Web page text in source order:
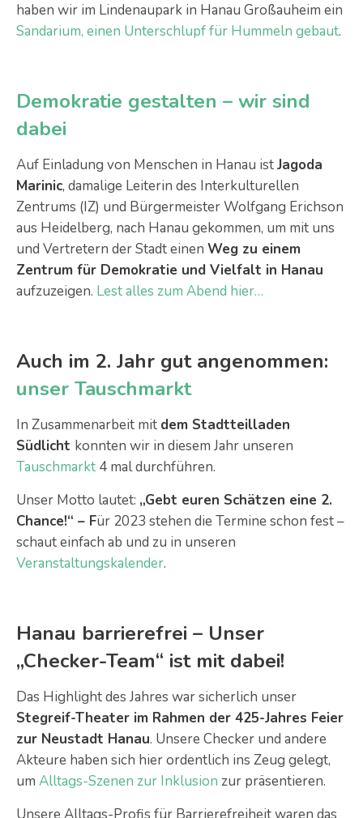
haben wir im Lindenaupark in Hanau Großauheim ein
Sandarium, einen Unterschlupf für Hummeln gebaut.
Demokratie gestalten – wir sind
dabei
Auf Einladung von Menschen in Hanau istJagoda
Marinic, damalige Leiterin des Interkulturellen
Zentrums (IZ) und Bürgermeister Wolfgang Erichson
aus Heidelberg, nach Hanau gekommen, um mit uns
und Vertretern der Stadt einen Weg zu einem
Zentrum für Demokratie und Vielfalt in Hanau
aufzuzeigen. Lest alles zum Abend hier…
Auch im 2. Jahr gut angenommen:
unser Tauschmarkt
In Zusammenarbeit mit dem Stadtteilladen
Südlicht konnten wir in diesem Jahr unseren
Tauschmarkt 4 mal durchführen.
Unser Motto lautet: „Gebt euren Schätzen eine 2.
Chance!“ – Für 2023 stehen die Termine schon fest –
schaut einfach ab und zu in unseren
Veranstaltungskalender.
Hanau barrierefrei – Unser
„Checker-Team“ ist mit dabei!
Das Highlight des Jahres war sicherlich unser
Stegreif-Theater im Rahmen der 425-Jahres Feier
zur Neustadt Hanau. Unsere Checker und andere
Akteure haben sich hier ordentlich ins Zeug gelegt,
um Alltags-Szenen zur Inklusion zur präsentieren.